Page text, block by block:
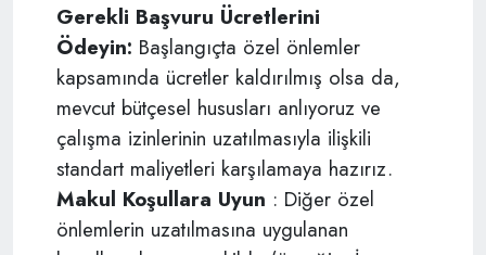
Gerekli Başvuru Ücretlerini
Ödeyin: Başlangıçta özel önlemler
kapsamında ücretler kaldırılmış olsa da,
mevcut bütçesel hususları anlıyoruz ve
çalışma izinlerinin uzatılmasıyla ilişkili
standart maliyetleri karşılamaya hazırız.
Makul Koşullara Uyun : Diğer özel
önlemlerin uzatılmasına uygulanan